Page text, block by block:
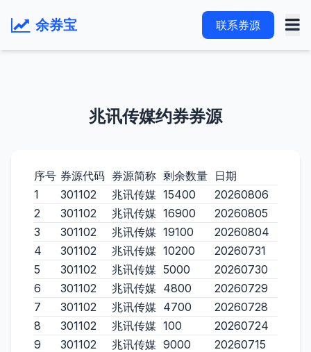
余券宝 联系券源
兆讯传媒约券券源
序号 券源代码 券源简称 剩余数量 日期
1
301102 兆讯传媒 15400
20260806
2
301102 兆讯传媒 16900
20260805
3
301102 兆讯传媒 19100
20260804
4
301102 兆讯传媒 10200
20260731
5
301102 兆讯传媒 5000
20260730
6
301102 兆讯传媒 4800
20260729
7
301102 兆讯传媒 4700
20260728
8
301102 兆讯传媒 100
20260724
9
301102 兆讯传媒 9000
20260715